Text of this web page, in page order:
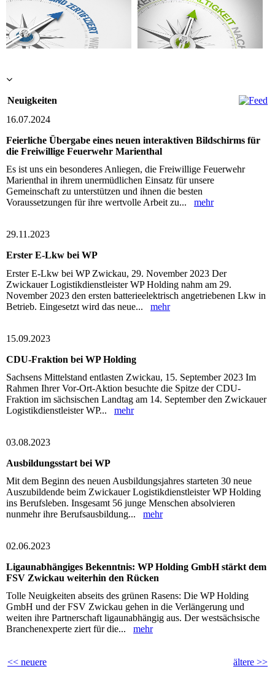
Neuigkeiten
16.07.2024
Feierliche Übergabe eines neuen interaktiven Bildschirms für
die Freiwillige Feuerwehr Marienthal
Es ist uns ein besonderes Anliegen, die Freiwillige Feuerwehr
Marienthal in ihrem unermüdlichen Einsatz für unsere
Gemeinschaft zu unterstützen und ihnen die besten
Voraussetzungen für ihre wertvolle Arbeit zu... mehr
29.11.2023
Erster E-Lkw bei WP
Erster E-Lkw bei WP Zwickau, 29. November 2023 Der
Zwickauer Logistikdienstleister WP Holding nahm am 29.
November 2023 den ersten batterieelektrisch angetriebenen Lkw in
Betrieb. Eingesetzt wird das neue... mehr
15.09.2023
CDU-Fraktion bei WP Holding
Sachsens Mittelstand entlasten Zwickau, 15. September 2023 Im
Rahmen Ihrer Vor-Ort-Aktion besuchte die Spitze der CDU-
Fraktion im sächsischen Landtag am 14. September den Zwickauer
Logistikdienstleister WP... mehr
03.08.2023
Ausbildungsstart bei WP
Mit dem Beginn des neuen Ausbildungsjahres starteten 30 neue
Auszubildende beim Zwickauer Logistikdienstleister WP Holding
ins Berufsleben. Insgesamt 56 junge Menschen absolvieren
nunmehr ihre Berufsausbildung... mehr
02.06.2023
Ligaunabhängiges Bekenntnis: WP Holding GmbH stärkt dem
FSV Zwickau weiterhin den Rücken
Tolle Neuigkeiten abseits des grünen Rasens: Die WP Holding
GmbH und der FSV Zwickau gehen in die Verlängerung und
weiten ihre Partnerschaft ligaunabhängig aus. Der westsächsische
Branchenexperte ziert für die... mehr
<< neuere ältere >>